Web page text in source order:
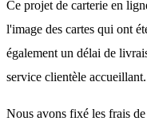
Ce projet de carterie en
l'image des cartes qui ont
également un délai de
service clientèle accueillant.
Nous avons fixé les frais